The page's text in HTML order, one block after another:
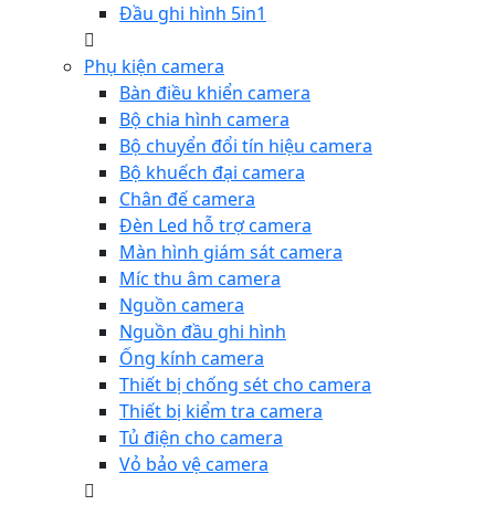
Đầu ghi hình 5in1
Phụ kiện camera
Bàn điều khiển camera
Bộ chia hình camera
Bộ chuyển đổi tín hiệu camera
Bộ khuếch đại camera
Chân đế camera
Đèn Led hỗ trợ camera
Màn hình giám sát camera
Míc thu âm camera
Nguồn camera
Nguồn đầu ghi hình
Ống kính camera
Thiết bị chống sét cho camera
Thiết bị kiểm tra camera
Tủ điện cho camera
Vỏ bảo vệ camera